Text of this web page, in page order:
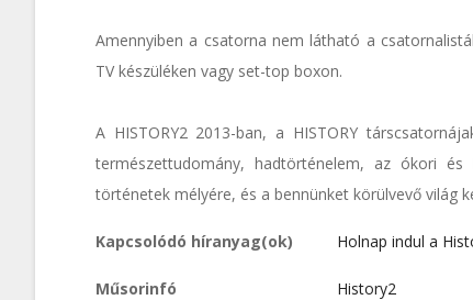
Amennyiben a csatorna nem látható a
TV készüléken vagy set-top boxon.
A HISTORY2 2013-ban, a HISTORY
természettudomány, hadtörténelem, az ókori
történetek mélyére, és a bennünket körülvevő világ
Kapcsolódó híranyag(ok) Holnap indul a
Műsorinfó History2